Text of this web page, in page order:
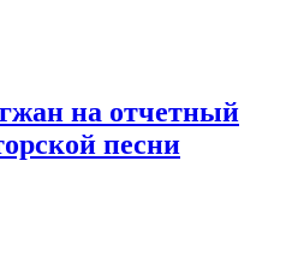
на отчетный
песни